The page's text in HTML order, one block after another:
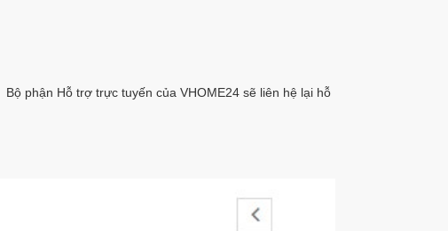
Bộ phận Hỗ trợ trực tuyến của VHOME24 sẽ liên hệ lại hỗ